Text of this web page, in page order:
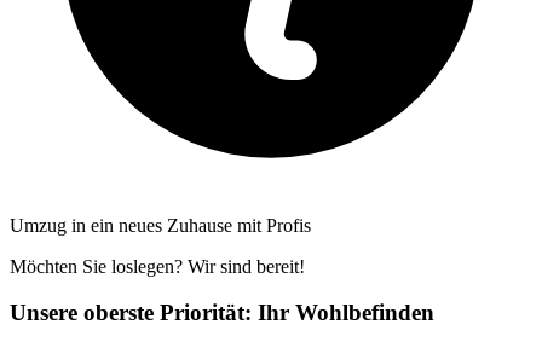
Umzug in ein neues Zuhause mit Profis
Möchten Sie loslegen? Wir sind bereit!
Unsere oberste Priorität: Ihr Wohlbefinden